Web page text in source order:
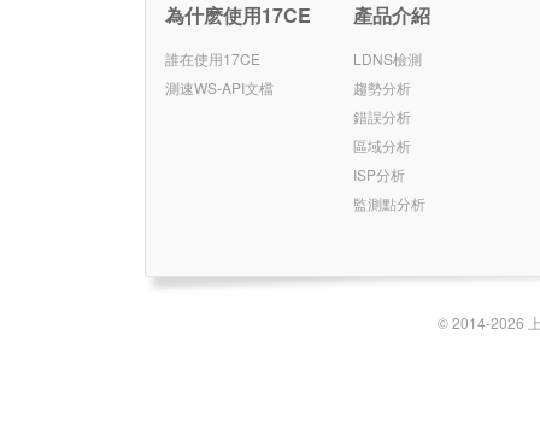
為什麽使用17CE
誰在使用17CE
測速WS-API文檔
產品介紹
LDNS檢測
趨勢分析
錯誤分析
區域分析
ISP分析
監測點分析
© 2014-2026